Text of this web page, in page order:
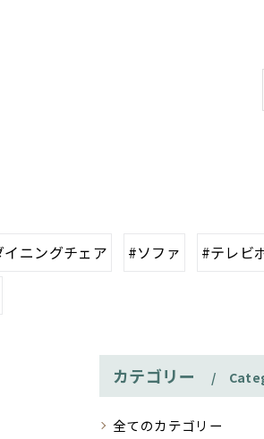
イニングチェア #ソファ
#テレビ
カテゴリー
全てのカテゴリー